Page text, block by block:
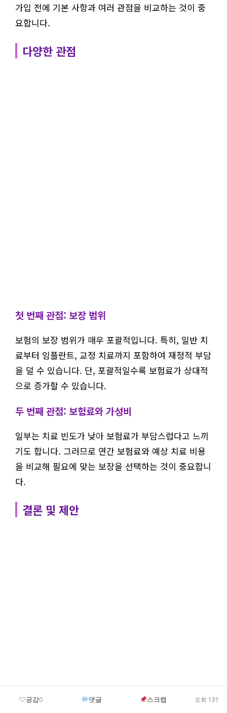
가입 전에 기본 사항과 여러 관점을 비교하는 것이 중
요합니다.
다양한 관점
첫 번째 관점: 보장 범위
보험의 보장 범위가 매우 포괄적입니다. 특히, 일반 치
료부터 임플란트, 교정 치료까지 포함하여 재정적 부담
을 덜 수 있습니다. 단, 포괄적일수록 보험료가 상대적
으로 증가할 수 있습니다.
두 번째 관점: 보험료와 가성비
일부는 치료 빈도가 낮아 보험료가 부담스럽다고 느끼
기도 합니다. 그러므로 연간 보험료와 예상 치료 비용
을 비교해 필요에 맞는 보장을 선택하는 것이 중요합니
다.
결론 및 제안
공감0 댓글 스크랩 조회 131